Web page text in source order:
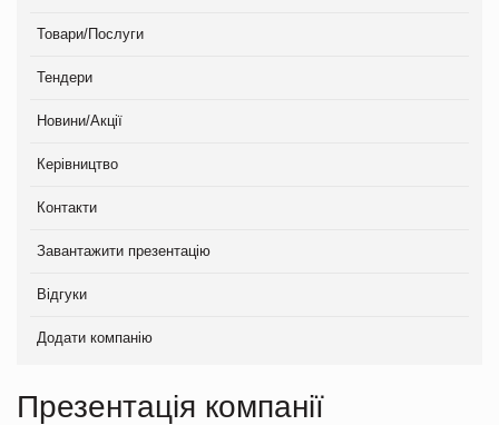
Товари/Послуги
Тендери
Новини/Акції
Керівництво
Контакти
Завантажити презентацію
Відгуки
Додати компанію
Презентація компанії